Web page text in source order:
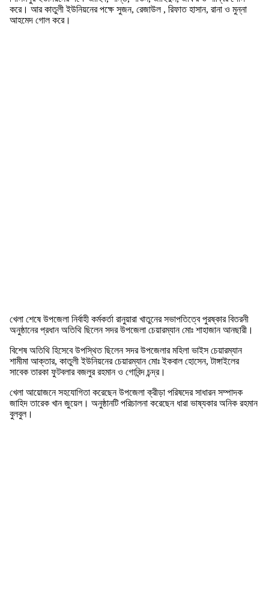
করে। আর কাতুলী ইউনিয়নের পক্ষে সুজন, রেজাউল , রিফাত হাসান, রানা ও মুন্না
আহমেদ গোল করে।
খেলা শেষে উপজেলা নির্বাহী কর্মকর্তা রানুয়ারা খাতুনের সভাপতিত্বে পুরষ্কার বিতরনী
অনুষ্ঠানের প্রধান অতিথি ছিলেন সদর উপজেলা চেয়ারম্যান মোঃ শাহাজান আনছারী।
বিশেষ অতিথি হিসেবে উপস্থিত ছিলেন সদর উপজেলার মহিলা ভাইস চেয়ারম্যান
শামীমা আক্তার, কাতুলী ইউনিয়নের চেয়ারম্যান মোঃ ইকবাল হোসেন, টাঙ্গাইলের
সাবেক তারকা ফুটবলার বজলুর রহমান ও গোবিন্দ চন্দ্র।
খেলা আয়োজনে সহযোগিতা করেছেন উপজেলা ক্রীড়া পরিষদের সাধারন সম্পাদক
জাহিদ তারেক খান জুয়েল। অনুষ্ঠানটি পরিচালনা করেছেন ধারা ভাষ্যকার অনিক রহমান
বুলবুল।